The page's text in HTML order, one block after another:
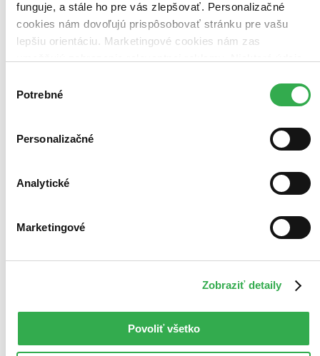
funguje, a stále ho pre vás zlepšovať. Personalizačné
cookies nám dovoľujú prispôsobovať stránku pre vašu
lepšiu orientáciu. Marketingové cookies nám zas
keby sme mohli používať všetky tieto cookies. Ďakujeme!
súhlasu
Potrebné
Personalizačné
Analytické
Marketingové
Zobraziť detaily
Povoliť všetko
Príbeh bez konca